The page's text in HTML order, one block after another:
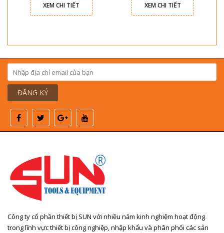
XEM CHI TIẾT XEM CHI TIẾT
ĐĂNG KÝ
Công ty cổ phần thiết bị SUN với nhiều năm kinh nghiệm hoạt động
trong lĩnh vực thiết bị công nghiệp, nhập khẩu và phân phối các sản